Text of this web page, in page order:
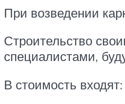
При возведении
Строительство
специалистами,
В стоимость входят: